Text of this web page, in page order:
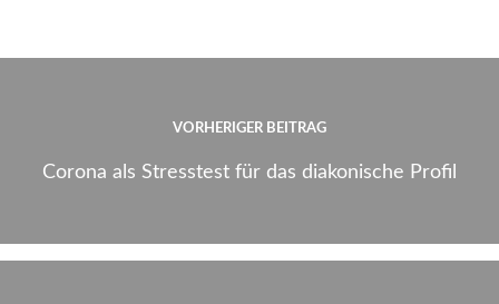
VORHERIGER BEITRAG
Corona als Stresstest für das diakonische Profil